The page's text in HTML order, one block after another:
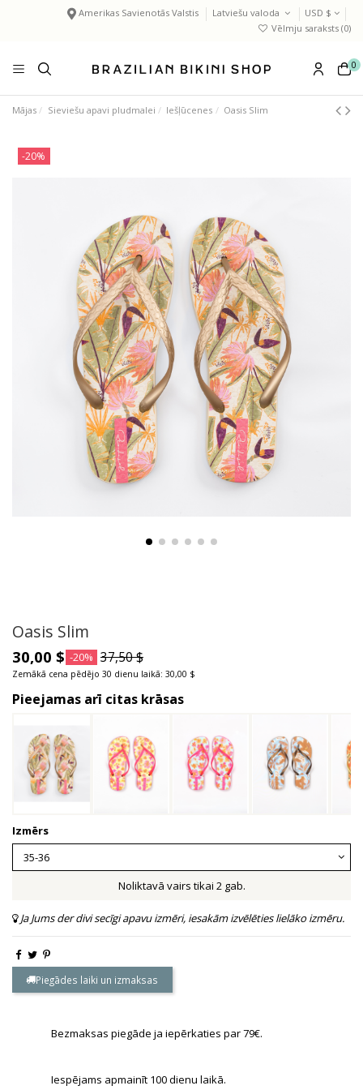
Amerikas Savienotās Valstis Latviešu valoda
USD $
Vēlmju saraksts (0)
0
Mājas Sieviešu apavi pludmalei Iešļūcenes Oasis Slim
-20%
Oasis Slim
30,00 $ -20% 37,50 $
Zemākā cena pēdējo 30 dienu laikā: 30,00 $
Pieejamas arī citas krāsas
Izmērs
Noliktavā vairs tikai 2 gab.
Ja Jums der divi secīgi apavu izmēri, iesakām izvēlēties lielāko izmēru.
Piegādes laiki un izmaksas
Bezmaksas piegāde ja iepērkaties par 79€.
Iespējams apmainīt 100 dienu laikā.